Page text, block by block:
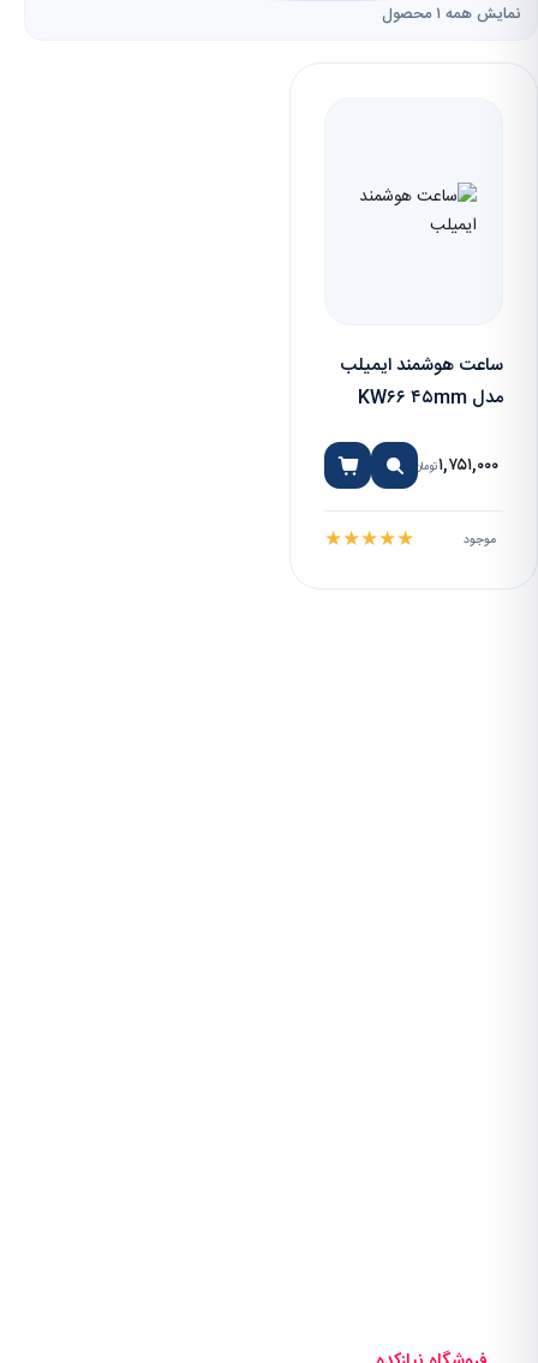
نمایش همه ۱ محصول
ساعت هوشمند ایمیلب
مدل KW۶۶ ۴۵mm
۱,۷۵۱,۰۰۰تومان
موجود ★★★★★